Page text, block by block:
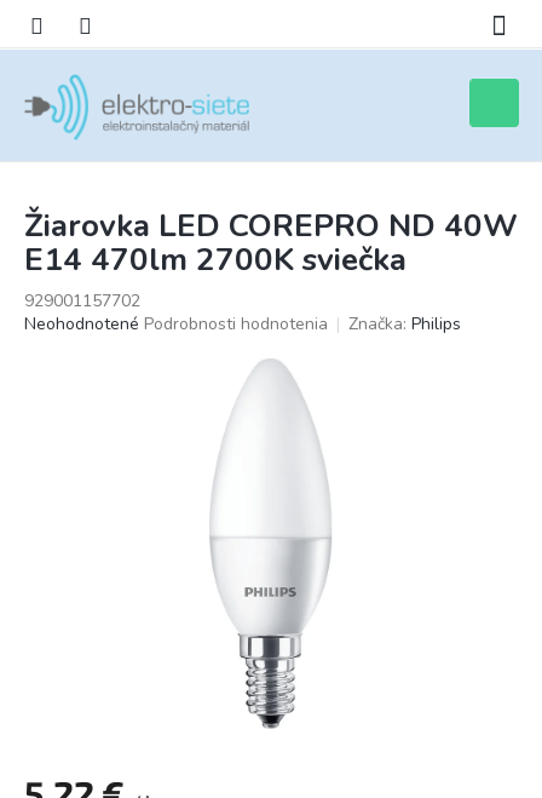
obsah
košík
Žiarovka LED COREPRO ND 40W
E14 470lm 2700K sviečka
929001157702
Priemerné
Neohodnotené Podrobnosti hodnotenia Značka: Philips